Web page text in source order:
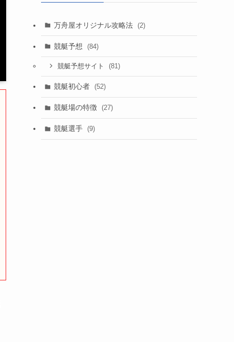
万舟屋オリジナル攻略法 (2)
競艇予想 (84)
競艇予想サイト (81)
競艇初心者 (52)
競艇場の特徴 (27)
競艇選手 (9)